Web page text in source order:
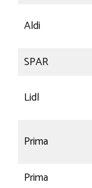
Aldi
SPAR
Lidl
Prima
Prima